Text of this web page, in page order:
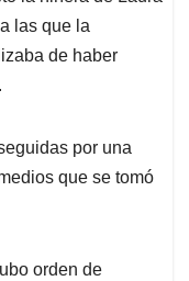
orden de
reporteros fueron
le formularon
y a la
condición que a